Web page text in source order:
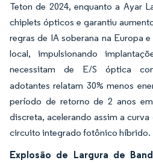
Teton de 2024, enquanto a Ayar
chiplets ópticos e garantiu
regras de IA soberana na Europa
local, impulsionando
necessitam de E/S óptica
adotantes relatam 30% menos
período de retorno de 2 anos
discreta, acelerando assim a
circuito integrado fotônico híbrido.
Explosão de Largura de